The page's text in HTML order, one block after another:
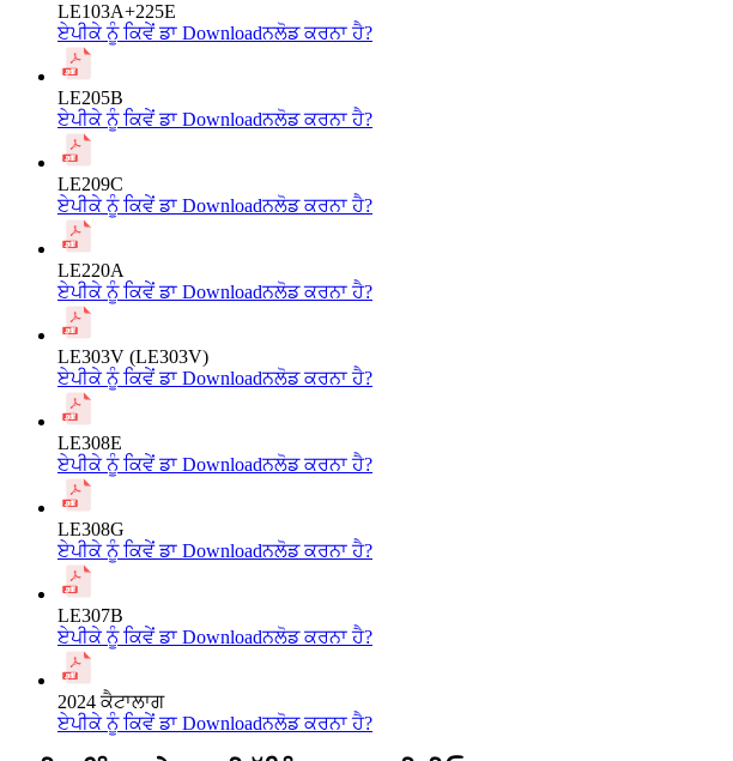
LE103A+225E
ਏਪੀਕੇ ਨੂੰ ਕਿਵੇਂ ਡਾ Downloadਨਲੋਡ ਕਰਨਾ ਹੈ?
LE205B
ਏਪੀਕੇ ਨੂੰ ਕਿਵੇਂ ਡਾ Downloadਨਲੋਡ ਕਰਨਾ ਹੈ?
LE209C
ਏਪੀਕੇ ਨੂੰ ਕਿਵੇਂ ਡਾ Downloadਨਲੋਡ ਕਰਨਾ ਹੈ?
LE220A
ਏਪੀਕੇ ਨੂੰ ਕਿਵੇਂ ਡਾ Downloadਨਲੋਡ ਕਰਨਾ ਹੈ?
LE303V (LE303V)
ਏਪੀਕੇ ਨੂੰ ਕਿਵੇਂ ਡਾ Downloadਨਲੋਡ ਕਰਨਾ ਹੈ?
LE308E
ਏਪੀਕੇ ਨੂੰ ਕਿਵੇਂ ਡਾ Downloadਨਲੋਡ ਕਰਨਾ ਹੈ?
LE308G
ਏਪੀਕੇ ਨੂੰ ਕਿਵੇਂ ਡਾ Downloadਨਲੋਡ ਕਰਨਾ ਹੈ?
LE307B
ਏਪੀਕੇ ਨੂੰ ਕਿਵੇਂ ਡਾ Downloadਨਲੋਡ ਕਰਨਾ ਹੈ?
2024 ਕੈਟਾਲਾਗ
ਏਪੀਕੇ ਨੂੰ ਕਿਵੇਂ ਡਾ Downloadਨਲੋਡ ਕਰਨਾ ਹੈ?